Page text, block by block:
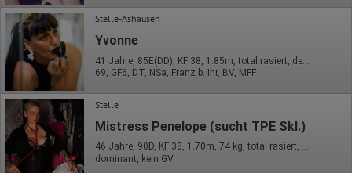
Stelle-Ashausen
Yvonne
41 Jahre, 85E(DD), KF 38, 1.85m, total rasiert, deutsch
69, GF6, DT, NSa, Franz b. Ihr, BV, MFF
Stelle
Mistress Penelope (sucht TPE Skl.)
46 Jahre, 90D, KF 38, 1.70m, 74 kg, total rasiert, deutsch
dominant, kein GV